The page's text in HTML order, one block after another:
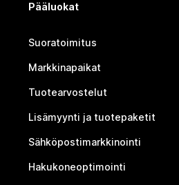
Pääluokat
Suoratoimitus
Markkinapaikat
Tuotearvostelut
Lisämyynti ja tuotepaketit
Sähköpostimarkkinointi
Hakukoneoptimointi